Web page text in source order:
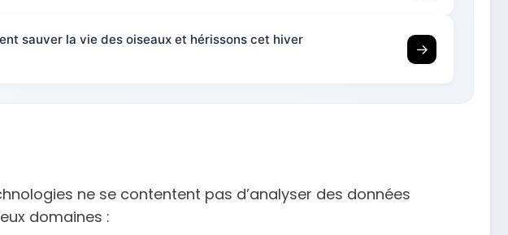
sauver la vie des oiseaux et hérissons cet hiver
→
ne se contentent pas d’analyser des données
domaines :